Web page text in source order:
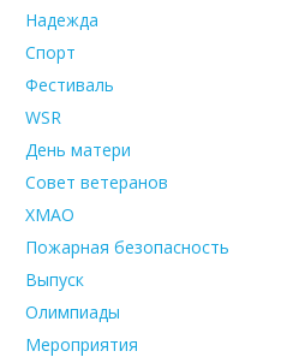
Надежда
Спорт
Фестиваль
WSR
День матери
Совет ветеранов
ХМАО
Пожарная безопасность
Выпуск
Олимпиады
Мероприятия